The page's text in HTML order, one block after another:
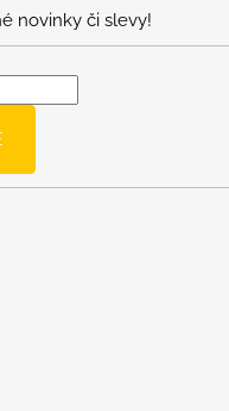
novinky či slevy!